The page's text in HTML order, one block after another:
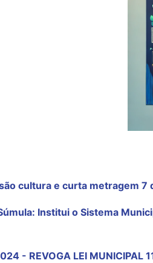
cultura e curta metragem
Institui o Sistema
- REVOGA LEI MUNICIPAL